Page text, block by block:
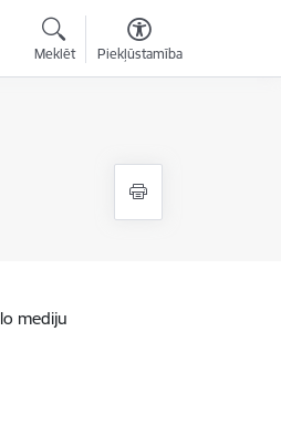
Meklēt Piekļūstamība
mediju